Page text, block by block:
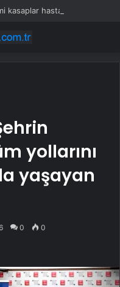
kasaplar hastanelik oldu
yollarını
yaşayan
0 0